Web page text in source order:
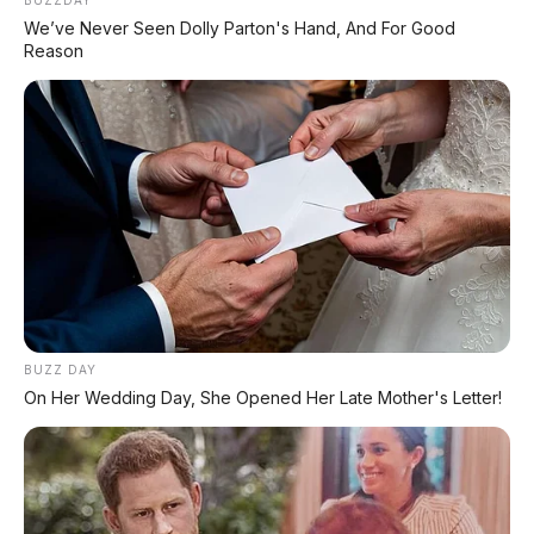
⚡ Xiaomi SkyNomad N90: SUV EREV
Premium dengan Range 1.705 Km
⚡ Maextro V800: MPV Ultra-Mewah
EREV 531 HP Penantang Toyota Alphard
PROMO TERBATAS!
MILIKI MOBIL IMPIAN
KREDIT MOBIL
✔ TANPA DP
✔ GRATIS ANGSURAN 1X
We’ve Never Seen Dolly Parton's Hand, And For Good
Reason
BUZZ DAY
On Her Wedding Day, She Opened Her Late Mother's Letter!